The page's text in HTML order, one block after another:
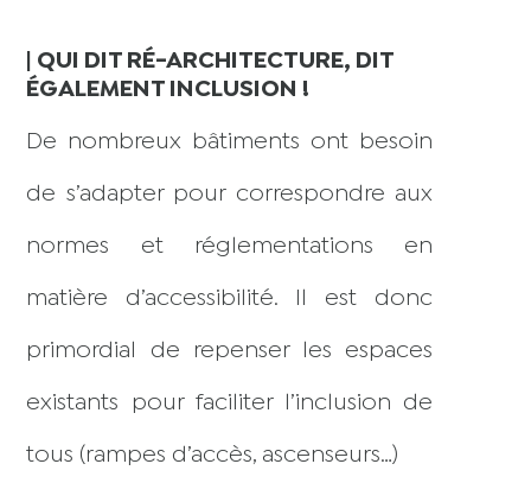
| QUI DIT RÉ-ARCHITECTURE, DIT
ÉGALEMENT INCLUSION !
De nombreux bâtiments ont besoin
de s’adapter pour correspondre aux
normes et réglementations en
matière d’accessibilité. Il est donc
primordial de repenser les espaces
existants pour faciliter l’inclusion de
tous (rampes d’accès, ascenseurs…)